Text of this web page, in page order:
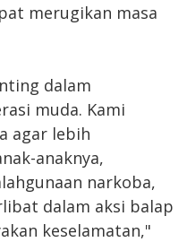
merugikan masa
dalam
muda. Kami
agar lebih
anaknya,
narkoba,
dalam aksi balap
keselamatan,"